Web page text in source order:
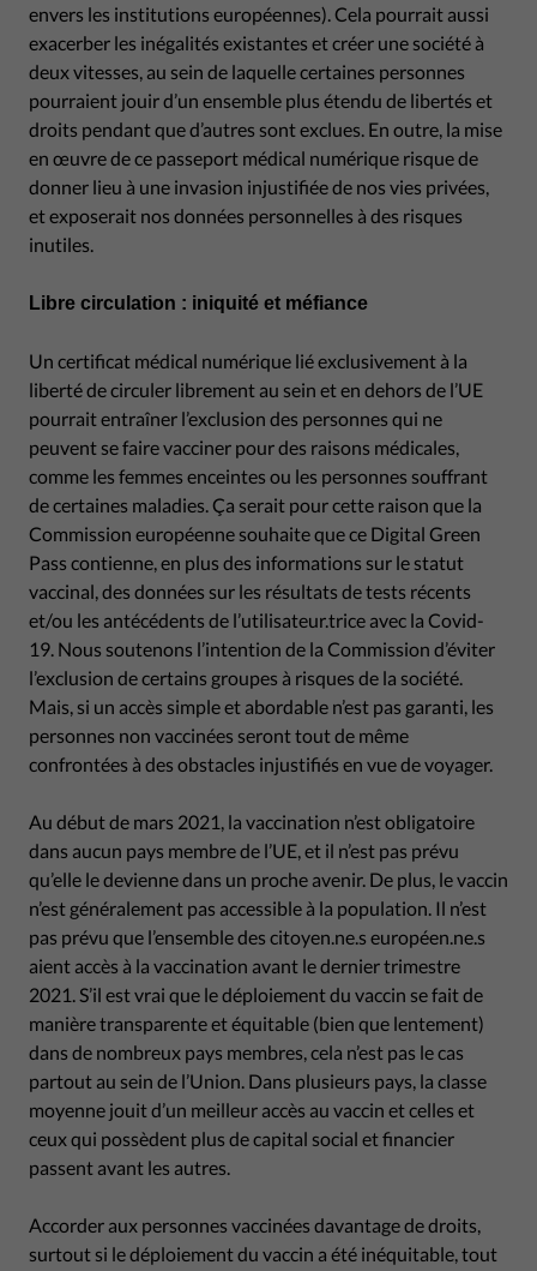
envers les institutions européennes). Cela pourrait aussi
exacerber les inégalités existantes et créer une société à
deux vitesses, au sein de laquelle certaines personnes
pourraient jouir d’un ensemble plus étendu de libertés et
droits pendant que d’autres sont exclues. En outre, la mise
en œuvre de ce passeport médical numérique risque de
donner lieu à une invasion injustifiée de nos vies privées,
et exposerait nos données personnelles à des risques
inutiles.
Libre circulation : iniquité et méfiance
Un certificat médical numérique lié exclusivement à la
liberté de circuler librement au sein et en dehors de l’UE
pourrait entraîner l’exclusion des personnes qui ne
peuvent se faire vacciner pour des raisons médicales,
comme les femmes enceintes ou les personnes souffrant
de certaines maladies. Ça serait pour cette raison que la
Commission européenne souhaite que ce Digital Green
Pass contienne, en plus des informations sur le statut
vaccinal, des données sur les résultats de tests récents
et/ou les antécédents de l’utilisateur.trice avec la Covid-
19. Nous soutenons l’intention de la Commission d’éviter
l’exclusion de certains groupes à risques de la société.
Mais, si un accès simple et abordable n’est pas garanti, les
personnes non vaccinées seront tout de même
confrontées à des obstacles injustifiés en vue de voyager.
Au début de mars 2021, la vaccination n’est obligatoire
dans aucun pays membre de l’UE, et il n’est pas prévu
qu’elle le devienne dans un proche avenir. De plus, le vaccin
n’est généralement pas accessible à la population. Il n’est
pas prévu que l’ensemble des citoyen.ne.s européen.ne.s
aient accès à la vaccination avant le dernier trimestre
2021. S’il est vrai que le déploiement du vaccin se fait de
manière transparente et équitable (bien que lentement)
dans de nombreux pays membres, cela n’est pas le cas
partout au sein de l’Union. Dans plusieurs pays, la classe
moyenne jouit d’un meilleur accès au vaccin et celles et
ceux qui possèdent plus de capital social et financier
passent avant les autres.
Accorder aux personnes vaccinées davantage de droits,
surtout si le déploiement du vaccin a été inéquitable, tout